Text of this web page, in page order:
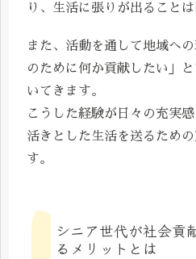
り、生活に張りが出ること
また、活動を通して地域へ
のために何か貢献したい」
いてきます。
こうした経験が日々の充実
活きとした生活を送るため
す。
シニア世代が社会貢
るメリットとは